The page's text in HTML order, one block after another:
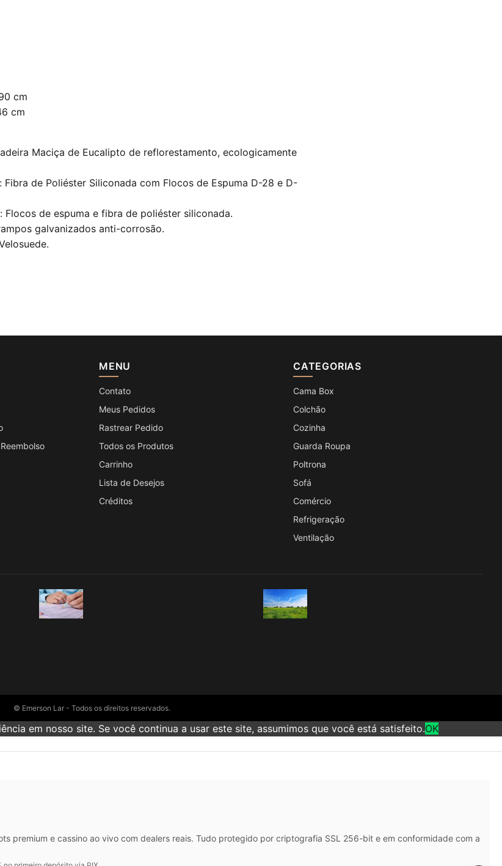
cm
cm
Maciça de Eucalipto de reflorestamento, ecologicamente
Fibra de Poliéster Siliconada com Flocos de Espuma D-28 e D-
Flocos de espuma e fibra de poliéster siliconada.
galvanizados anti-corrosão.
MENU
Contato
Meus Pedidos
Rastrear Pedido
Todos os Produtos
Carrinho
Lista de Desejos
Créditos
CATEGORIAS
Cama Box
Colchão
Cozinha
Guarda Roupa
Poltrona
Sofá
Comércio
Refrigeração
Ventilação
© Emerson Lar - Todos os direitos reservados.
em nosso site. Se você continua a usar este site, assumimos que você está satisfeito.OK
premium e cassino ao vivo com dealers reais. Tudo protegido por criptografia SSL 256-bit e em conformidade com a